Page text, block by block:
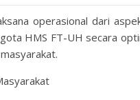
operasional dari
HMS FT-UH secara